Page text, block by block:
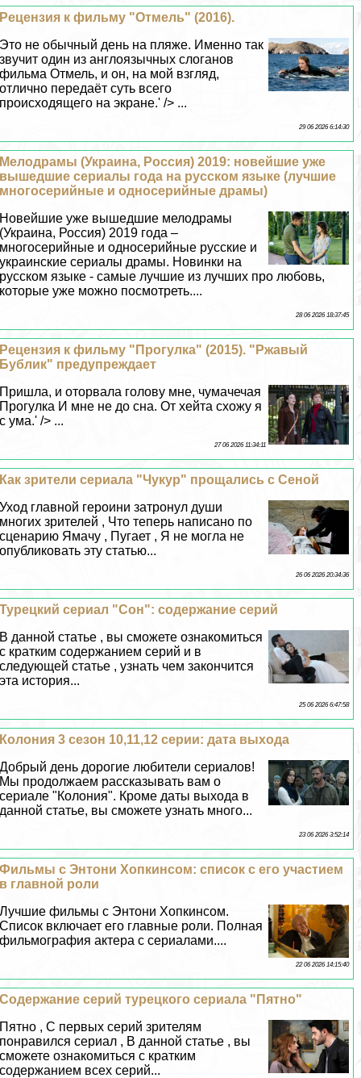
Рецензия к фильму "Отмель" (2016).
Это не обычный день на пляже. Именно так
звучит один из англоязычных слоганов
фильма Отмель, и он, на мой взгляд,
отлично передаёт суть всего
происходящего на экране.' /> ...
29 06 2026 6:14:30
Мелодрамы (Украина, Россия) 2019: новейшие уже
вышедшие сериалы года на русском языке (лучшие
многосерийные и односерийные драмы)
Новейшие уже вышедшие мелодрамы
(Украина, Россия) 2019 года –
многосерийные и односерийные русские и
украинские сериалы драмы. Новинки на
русском языке - самые лучшие из лучших про любовь,
которые уже можно посмотреть....
28 06 2026 18:37:45
Рецензия к фильму "Прогулка" (2015). "Ржавый
Бублик" предупреждает
Пришла, и оторвала голову мне, чумачечая
Прогулка И мне не до сна. От хейта схожу я
с ума.' /> ...
27 06 2026 11:34:11
Как зрители сериала "Чукур" прощались с Сеной
Уход главной героини затронул души
многих зрителей , Что теперь написано по
сценарию Ямачу , Пугает , Я не могла не
опубликовать эту статью...
26 06 2026 20:34:36
Турецкий сериал "Сон": содержание серий
В данной статье , вы сможете ознакомиться
с кратким содержанием серий и в
следующей статье , узнать чем закончится
эта история...
25 06 2026 6:47:58
Колония 3 сезон 10,11,12 серии: дата выхода
Добрый день дорогие любители сериалов!
Мы продолжаем рассказывать вам о
сериале "Колония". Кроме даты выхода в
данной статье, вы сможете узнать много...
23 06 2026 3:52:14
Фильмы с Энтони Хопкинсом: список с его участием
в главной роли
Лучшие фильмы с Энтони Хопкинсом.
Список включает его главные роли. Полная
фильмография актера с сериалами....
22 06 2026 14:15:40
Содержание серий турецкого сериала "Пятно"
Пятно , С первых серий зрителям
понравился сериал , В данной статье , вы
сможете ознакомиться с кратким
содержанием всех серий...